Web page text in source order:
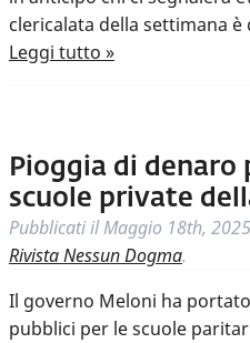
clericalata della settimana
Leggi tutto »
Pioggia di denaro
scuole private
Pubblicati ilMaggio 18th, 2025
Rivista Nessun Dogma.
Il governo Meloni ha
pubblici per le scuole